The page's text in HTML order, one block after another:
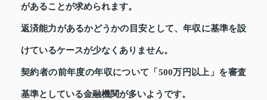
があることが求められます。
返済能力があるかどうかの目安として、年収に基準を設
けているケースが少なくありません。
契約者の前年度の年収について「500万円以上」を審査
基準としている金融機関が多いようです。